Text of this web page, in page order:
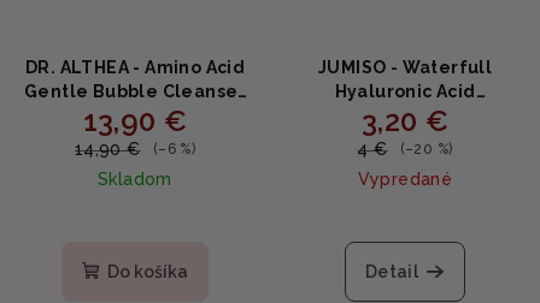
DR. ALTHEA - Amino Acid
Gentle Bubble Cleanser
- Jemná čistiaca pena s
17 aminokyselinami,
ceramidom a
hyaluronátom - 140ml
13,90 €
14,90 € (–6 %)
Skladom
produktu
Do košíka
JUMISO - Waterfull
Hyaluronic Acid
Cleansing Foam -
Hydratačná čistiaca pena
s kyselinou hyalurónovou
20ml
3,20 €
4 € (–20 %)
Vypredané
Detail